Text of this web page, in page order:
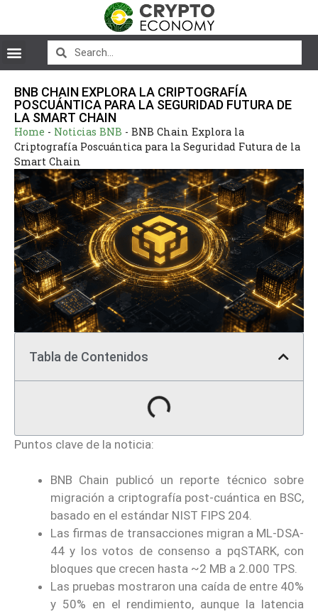
BNB CHAIN EXPLORA LA CRIPTOGRAFÍA
POSCUÁNTICA PARA LA SEGURIDAD FUTURA DE
LA SMART CHAIN
Home - Noticias BNB - BNB Chain Explora la
Criptografía Poscuántica para la Seguridad Futura de la
Smart Chain
Tabla de Contenidos
Puntos clave de la noticia:
BNB Chain publicó un reporte técnico sobre
migración a criptografía post-cuántica en BSC,
basado en el estándar NIST FIPS 204.
Las firmas de transacciones migran a ML-DSA-
44 y los votos de consenso a pqSTARK, con
bloques que crecen hasta ~2 MB a 2.000 TPS.
Las pruebas mostraron una caída de entre 40%
y 50% en el rendimiento, aunque la latencia